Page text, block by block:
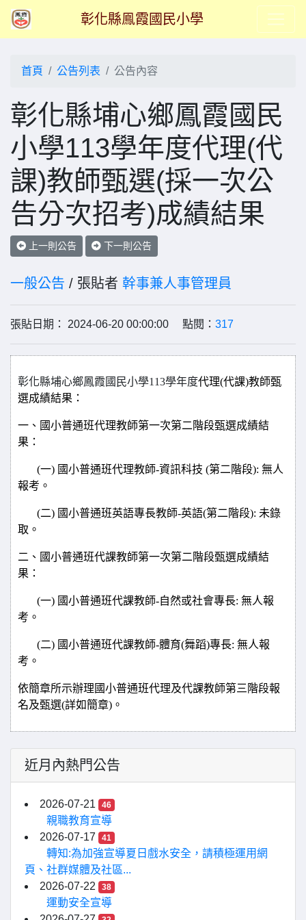
彰化縣鳯霞國民小學
首頁 公告列表 公告內容
彰化縣埔心鄉鳳霞國民
小學113學年度代理(代
課)教師甄選(採一次公
告分次招考)成績結果
上一則公告 下一則公告
一般公告 / 張貼者 幹事兼人事管理員
張貼日期： 2024-06-20 00:00:00 點閱： 317
彰化縣埔心鄉鳳霞國民小學113學年度代理(代課)教師甄
選成績結果：
一、國小普通班代理教師第一次第二階段甄選成績結
果：
(一) 國小普通班代理教師-資訊科技 (第二階段): 無人
報考。
(二) 國小普通班英語專長教師-英語(第二階段): 未錄
取。
二、國小普通班代課教師第一次第二階段甄選成績結
果：
(一) 國小普通班代課教師-自然或社會專長: 無人報
考。
(二) 國小普通班代課教師-體育(舞蹈)專長: 無人報
考。
依簡章所示辦理國小普通班代理及代課教師第三階段報
名及甄選(詳如簡章)。
近月內熱門公告
2026-07-21 46
親職教育宣導
2026-07-17
41
轉知:為加強宣導夏日戲水安全，請積極運用網
頁、社群媒體及社區...
2026-07-22
38
運動安全宣導